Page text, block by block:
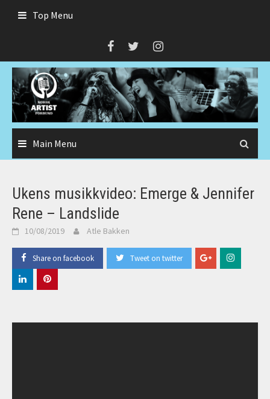
Top Menu
Main Menu
Ukens musikkvideo: Emerge & Jennifer
Rene – Landslide
10/08/2019 Atle Bakken
Share on facebook Tweet on twitter